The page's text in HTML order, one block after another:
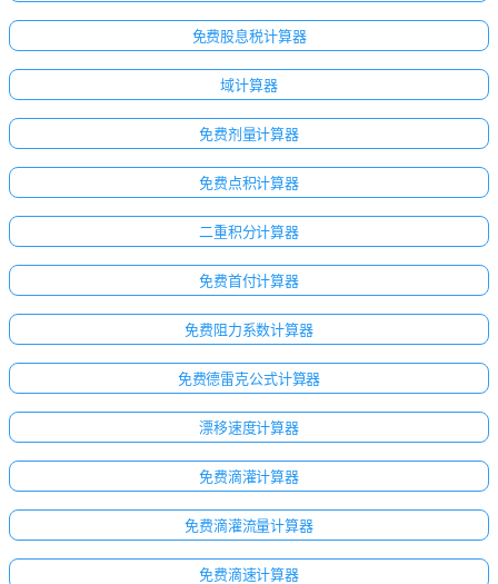
免费股息税计算器
域计算器
免费剂量计算器
免费点积计算器
二重积分计算器
免费首付计算器
免费阻力系数计算器
免费德雷克公式计算器
漂移速度计算器
免费滴灌计算器
免费滴灌流量计算器
免费滴速计算器